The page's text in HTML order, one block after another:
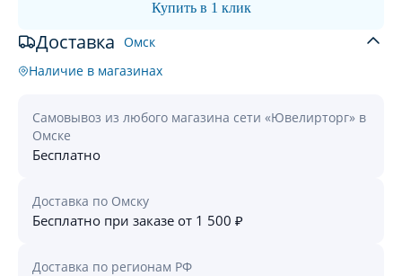
Купить в 1 клик
Доставка Омск
Наличие в магазинах
Самовывоз из любого магазина сети «Ювелирторг» в
Омске
Бесплатно
Доставка по Омску
Бесплатно при заказе от 1 500 ₽
Доставка по регионам РФ